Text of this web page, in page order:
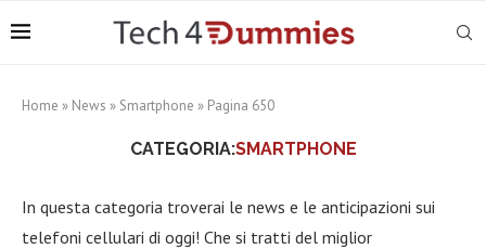
Home » News » Smartphone » Pagina 650
CATEGORIA:SMARTPHONE
In questa categoria troverai le news e le anticipazioni sui
telefoni cellulari di oggi! Che si tratti del miglior